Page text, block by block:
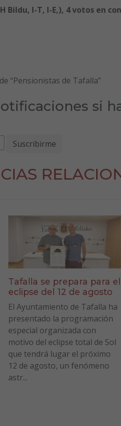
Bildu, I-T, I-E,), 4 votos en
“Pensionistas de Tafalla”
si
Tafalla se prepara para el
eclipse del 12 de agosto
El Ayuntamiento de Tafalla ha
presentado la programación
especial organizada con
motivo del eclipse total de Sol
que tendrá lugar el próximo
12 de agosto, un fenómeno
astr...